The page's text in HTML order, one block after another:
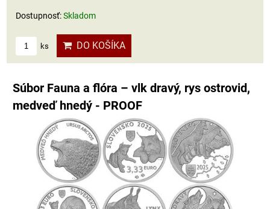
Dostupnosť:Skladom
ks DO KOŠÍKA
Súbor Fauna a flóra – vlk dravý, rys ostrovid,
medveď hnedý - PROOF